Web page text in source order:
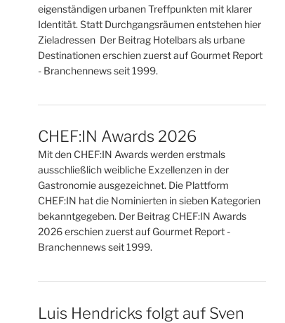
eigenständigen urbanen Treffpunkten mit klarer
Identität. Statt Durchgangsräumen entstehen hier
Zieladressen Der Beitrag Hotelbars als urbane
Destinationen erschien zuerst auf Gourmet Report
- Branchennews seit 1999.
CHEF:IN Awards 2026
Mit den CHEF:IN Awards werden erstmals
ausschließlich weibliche Exzellenzen in der
Gastronomie ausgezeichnet. Die Plattform
CHEF:IN hat die Nominierten in sieben Kategorien
bekanntgegeben. Der Beitrag CHEF:IN Awards
2026 erschien zuerst auf Gourmet Report -
Branchennews seit 1999.
Luis Hendricks folgt auf Sven